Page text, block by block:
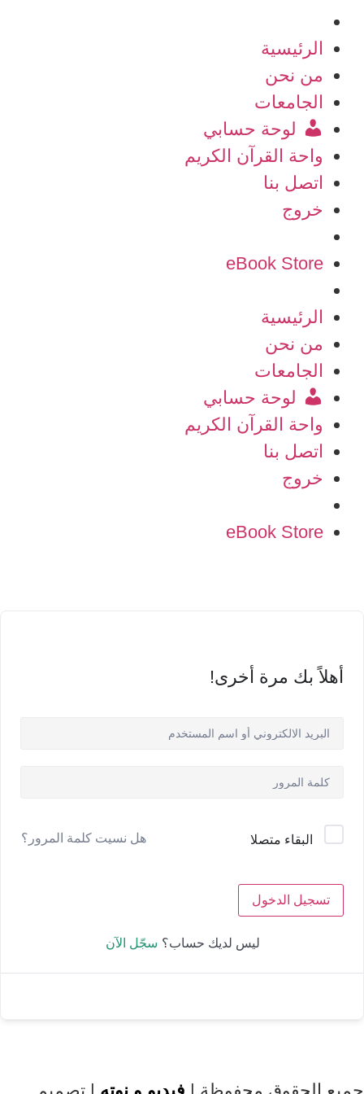
الرئيسية
من نحن
الجامعات
لوحة حسابي
واحة القرآن الكريم
اتصل بنا
خروج
eBook Store
الرئيسية
من نحن
الجامعات
لوحة حسابي
واحة القرآن الكريم
اتصل بنا
خروج
eBook Store
أهلاً بك مرة أخرى!
البقاء متصلا هل نسيت كلمة المرور؟
تسجيل الدخول
ليس لديك حساب؟ سجّل الآن